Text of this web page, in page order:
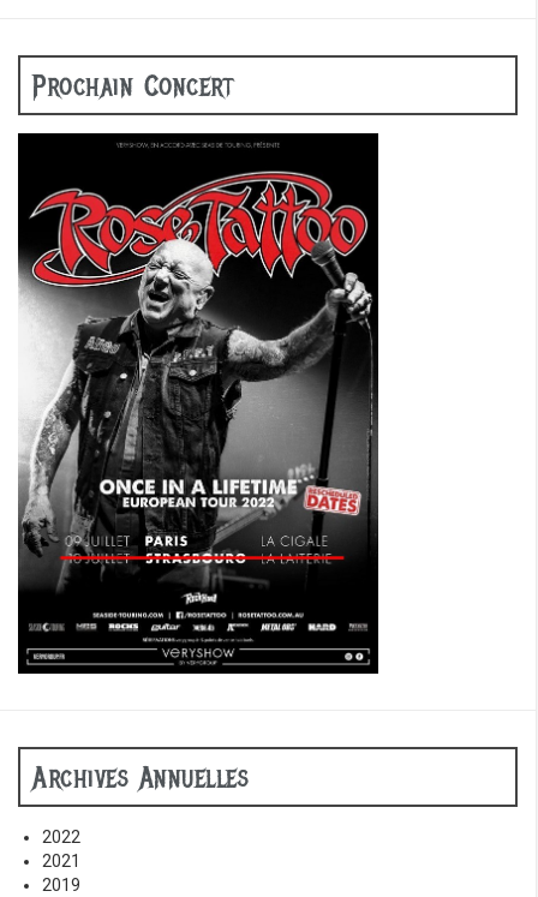
Prochain Concert
Archives Annuelles
2022
2021
2019